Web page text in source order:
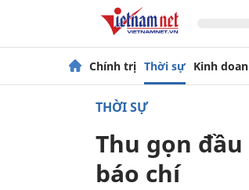
Chính trị Thời sự Kinh
THỜI SỰ
Thu gọn
báo chí